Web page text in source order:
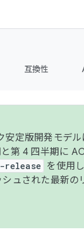
互換性
安定版開発モデ
第 4 四半期に
を使用し
ュされた最新の